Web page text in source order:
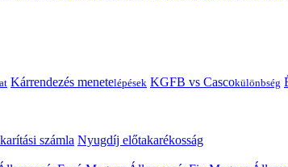
Kárrendezés menetelépések KGFB vs Cascokülönbség
számla Nyugdíj előtakarékosság